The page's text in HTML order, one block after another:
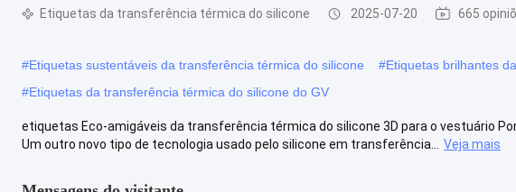
Etiquetas da transferência térmica do silicone 2025-07-20 665
#Etiquetas sustentáveis da transferência térmica do silicone #Etiquetas brilhantes
#Etiquetas da transferência térmica do silicone do GV
etiquetas Eco-amigáveis da transferência térmica do silicone 3D para o vestuário
Um outro novo tipo de tecnologia usado pelo silicone em transferência...
Veja mais